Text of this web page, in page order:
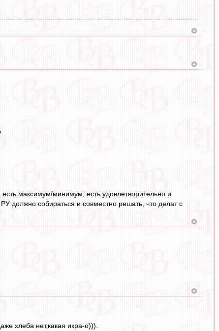
максимум/минимум, есть удовлетворительно и
должно собираться и совместно решать, что делат с
хлеба нет,какая икра-о))).